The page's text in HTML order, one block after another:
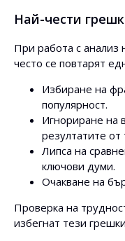
Най-чести
При работа с анализ
често се повтарят
Избиране на
популярност.
Игнориране на
резултатите от
Липса на
ключови думи.
Очакване на
Проверка на
избегнат тези